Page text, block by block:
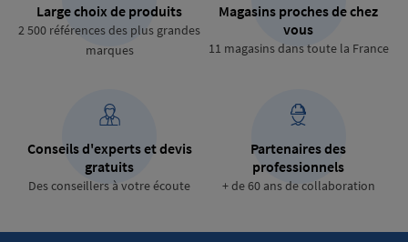
Large choix de produits
2 500 références des plus grandes
marques
Magasins proches de chez
vous
11 magasins dans toute la France
Conseils d'experts et devis
gratuits
Des conseillers à votre écoute
Partenaires des
professionnels
+ de 60 ans de collaboration